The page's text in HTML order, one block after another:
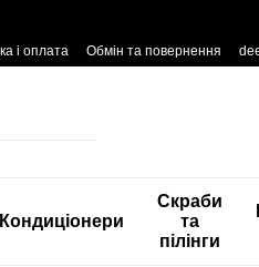
і оплата Обмін та повернення
Кондиціонери
Скраби
та
пілінги